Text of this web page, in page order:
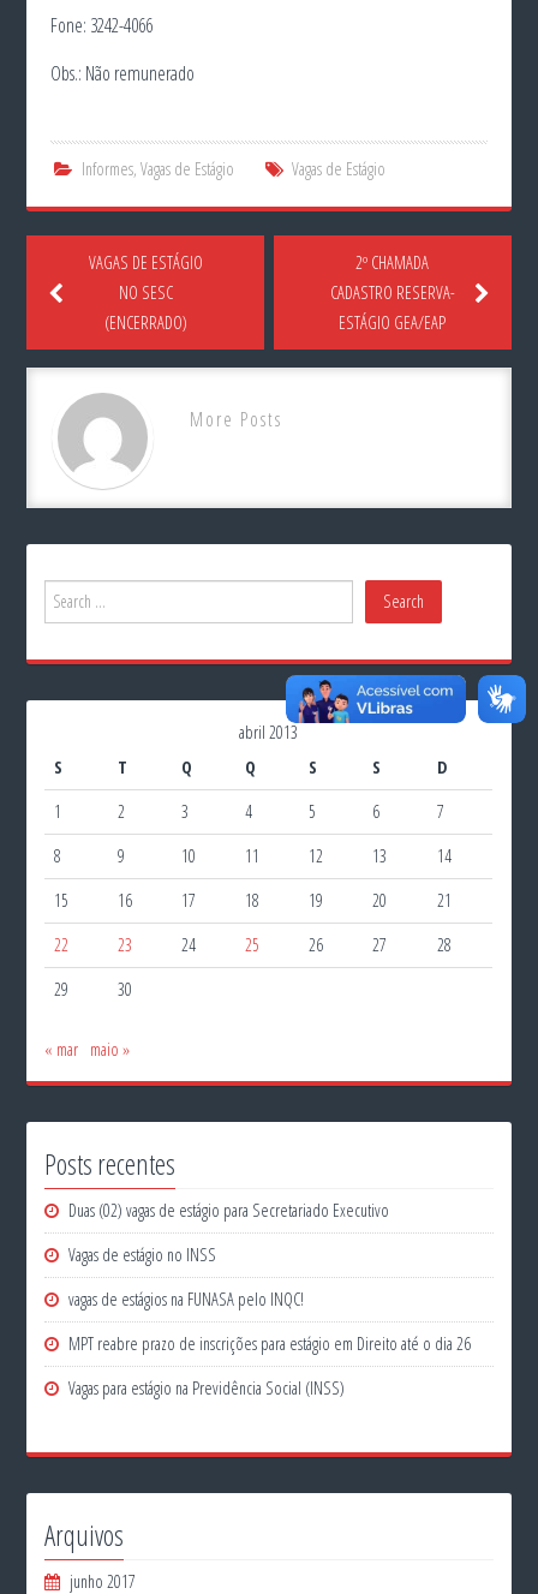
Fone: 3242-4066
Obs.: Não remunerado
Informes, Vagas de Estágio Vagas de Estágio
VAGAS DE ESTÁGIO
NO SESC
(ENCERRADO)
2º CHAMADA
CADASTRO RESERVA-
ESTÁGIO GEA/EAP
More Posts
abril 2013
S
T Q Q S S
D
1
2 3 4 5 6
7
8
9 10 11 12 13
14
15
16 17 18 19 20
21
22
23 24 25 26 27
28
29
30
« mar maio »
Posts recentes
Duas (02) vagas de estágio para Secretariado Executivo
Vagas de estágio no INSS
vagas de estágios na FUNASA pelo INQC!
MPT reabre prazo de inscrições para estágio em Direito até o dia 26
Vagas para estágio na Previdência Social (INSS)
Arquivos
junho 2017